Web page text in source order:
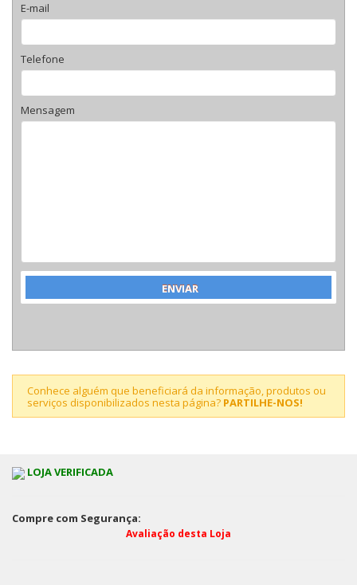
E-mail
Telefone
Mensagem
Conhece alguém que beneficiará da informação, produtos ou
serviços disponibilizados nesta página? PARTILHE-NOS!
LOJA VERIFICADA
Compre com Segurança:
Avaliação desta Loja